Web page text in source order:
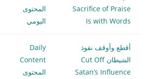
Sacrifice of Praise
Is with Words
المحتوى
اليومي
أقطع وأوقف نفوذ
الشيطان Cut Off
Satan’s Influence
Daily
Content
المحتوى